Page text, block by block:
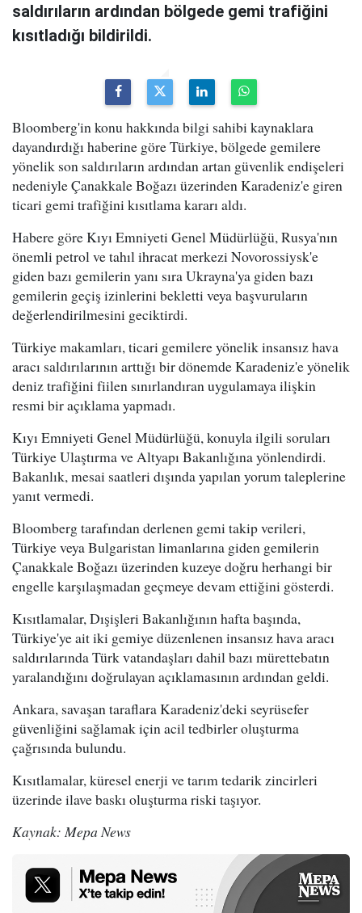
saldırıların ardından bölgede gemi trafiğini
kısıtladığı bildirildi.
Bloomberg'in konu hakkında bilgi sahibi kaynaklara
dayandırdığı haberine göre Türkiye, bölgede gemilere
yönelik son saldırıların ardından artan güvenlik endişeleri
nedeniyle Çanakkale Boğazı üzerinden Karadeniz'e giren
ticari gemi trafiğini kısıtlama kararı aldı.
Habere göre Kıyı Emniyeti Genel Müdürlüğü, Rusya'nın
önemli petrol ve tahıl ihracat merkezi Novorossiysk'e
giden bazı gemilerin yanı sıra Ukrayna'ya giden bazı
gemilerin geçiş izinlerini bekletti veya başvuruların
değerlendirilmesini geciktirdi.
Türkiye makamları, ticari gemilere yönelik insansız hava
aracı saldırılarının arttığı bir dönemde Karadeniz'e yönelik
deniz trafiğini fiilen sınırlandıran uygulamaya ilişkin
resmi bir açıklama yapmadı.
Kıyı Emniyeti Genel Müdürlüğü, konuyla ilgili soruları
Türkiye Ulaştırma ve Altyapı Bakanlığına yönlendirdi.
Bakanlık, mesai saatleri dışında yapılan yorum taleplerine
yanıt vermedi.
Bloomberg tarafından derlenen gemi takip verileri,
Türkiye veya Bulgaristan limanlarına giden gemilerin
Çanakkale Boğazı üzerinden kuzeye doğru herhangi bir
engelle karşılaşmadan geçmeye devam ettiğini gösterdi.
Kısıtlamalar, Dışişleri Bakanlığının hafta başında,
Türkiye'ye ait iki gemiye düzenlenen insansız hava aracı
saldırılarında Türk vatandaşları dahil bazı mürettebatın
yaralandığını doğrulayan açıklamasının ardından geldi.
Ankara, savaşan taraflara Karadeniz'deki seyrüsefer
güvenliğini sağlamak için acil tedbirler oluşturma
çağrısında bulundu.
Kısıtlamalar, küresel enerji ve tarım tedarik zincirleri
üzerinde ilave baskı oluşturma riski taşıyor.
Kaynak: Mepa News